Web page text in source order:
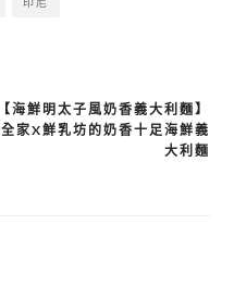
【海鮮明太子風奶香義大利麵】
全家X鮮乳坊的奶香十足海鮮義
大利麵